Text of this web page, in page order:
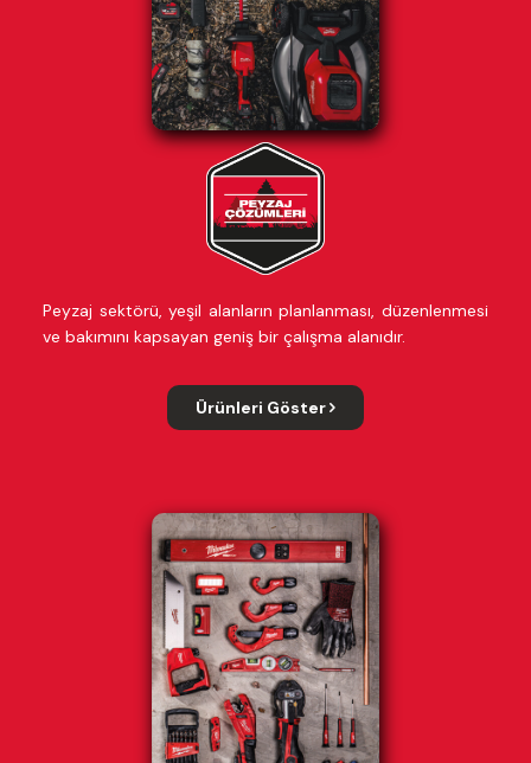
Peyzaj sektörü, yeşil alanların planlanması, düzenlenmesi
ve bakımını kapsayan geniş bir çalışma alanıdır.
Ürünleri Göster